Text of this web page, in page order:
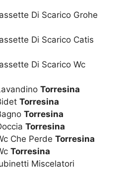
Di Scarico Grohe
Di Scarico Catis
Di Scarico Wc
Torresina
Torresina
Torresina
Torresina
Che Perde Torresina
Torresina
Miscelatori